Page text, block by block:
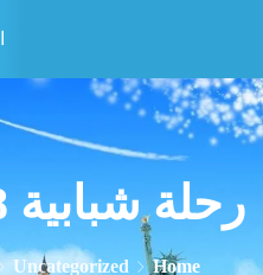
رحلة شبابية 8 أيام و 7 ليالاً
Home
Uncategorized